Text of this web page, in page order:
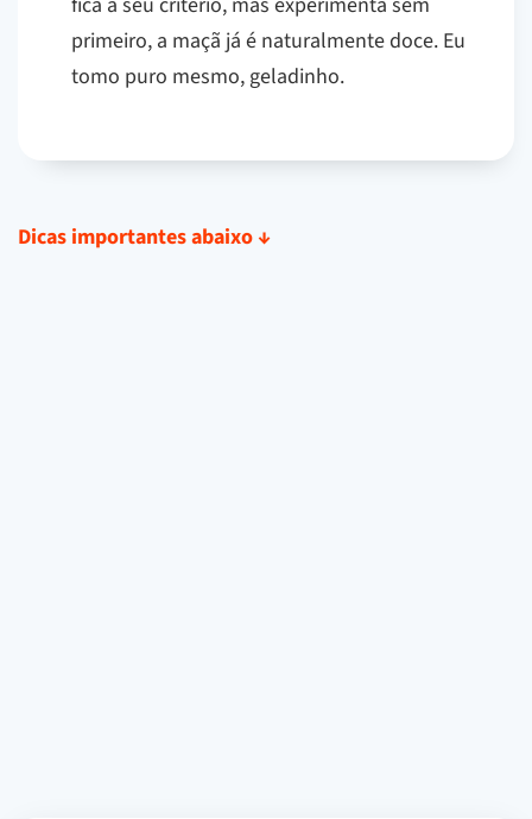
primeiro, a maçã já é naturalmente doce. Eu
tomo puro mesmo, geladinho.
Dicas importantes abaixo ↓